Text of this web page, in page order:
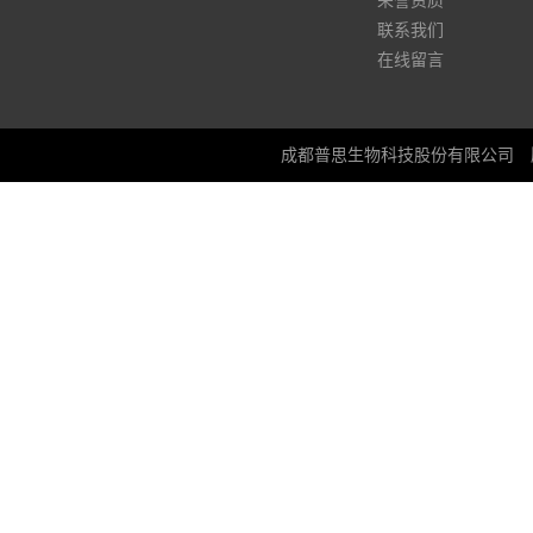
联系我们
在线留言
成都普思生物科技股份有限公司